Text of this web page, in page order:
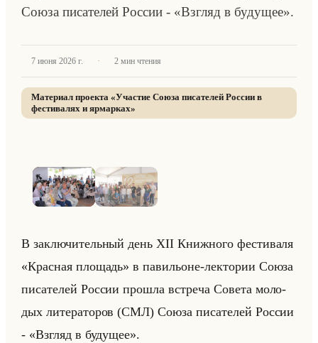
Союза писателей России - «Взгляд в будущее».
7 июня 2026 г. · 2 мин чтения
Материал проекта «Участие Союза писателей России в
фестивалях и ярмарках»
В за­клю­чи­тельный день XII Книж­но­го фе­сти­ва­ля
«Красная площадь» в па­ви­льоне-лек­то­рии Союза
пи­са­те­лей Рос­сии про­шла встре­ча Со­ве­та мо­ло­
дых ли­те­ра­то­ров (СМЛ) Союза пи­са­те­лей Рос­сии
- «Взгляд в будущее».